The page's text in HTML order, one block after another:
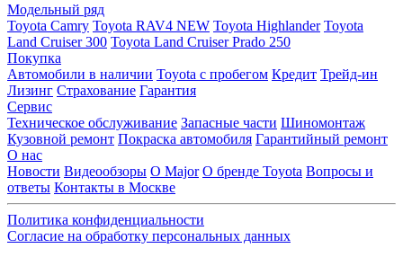
Модельный ряд
Toyota Camry Toyota RAV4 NEW Toyota Highlander Toyota
Land Cruiser 300 Toyota Land Cruiser Prado 250
Покупка
Автомобили в наличии Toyota с пробегом Кредит Трейд-ин
Лизинг Страхование Гарантия
Сервис
Техническое обслуживание Запасные части Шиномонтаж
Кузовной ремонт Покраска автомобиля Гарантийный ремонт
О нас
Новости Видеообзоры О Major О бренде Toyota Вопросы и
ответы Контакты в Москве
Политика конфиденциальности
Согласие на обработку персональных данных